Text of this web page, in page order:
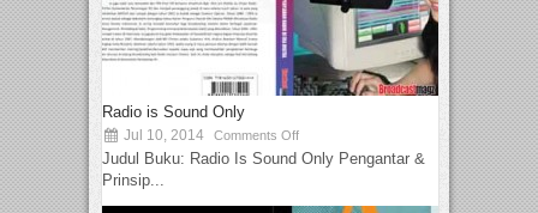
Radio is Sound Only
Jul 10, 2014 Comments Off
Judul Buku: Radio Is Sound Only Pengantar &
Prinsip...